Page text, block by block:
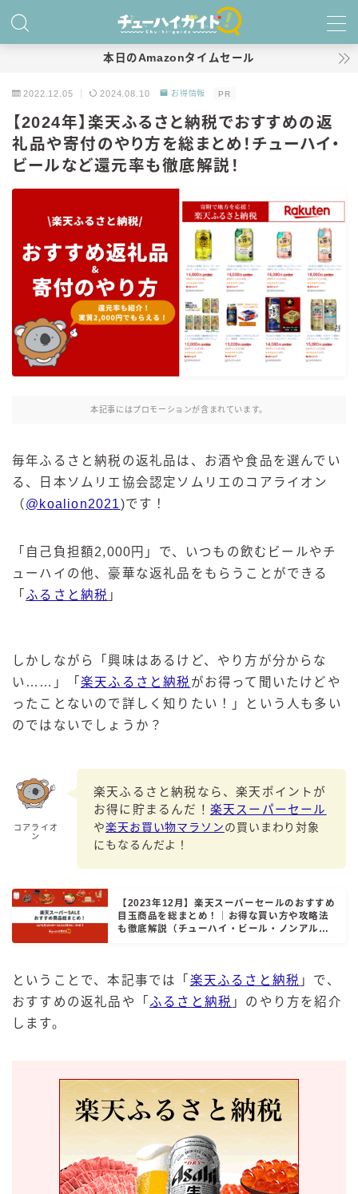
特集！
商品レビュー
キリン
氷結
氷結 無糖
氷結 ストロング
麒麟特製サワー
麒麟 発酵サワー
サントリー
ー196℃ ストロングゼロ
ー196℃ ザ・まるごと
CRAFT－196℃
こだわり酒場
角ハイボール
トリスハイボール
ジムビームハイボール
アサヒ
贅沢搾り
樽ハイ倶楽部
ザ・レモンクラフト
ザ・カクテルクラフト
Slat(すらっと）
月庵
FRUITZER (フルーツァー）
サッポロ
99.99（フォーナイン）
レモン・ザ・リッチ
キレートレモンサワー
愛のスコールホワイトサワー
本日のAmazonタイムセール
2022.12.05 2024.08.10 お得情報 PR
【2024年】楽天ふるさと納税でおすすめの返
礼品や寄付のやり方を総まとめ！チューハイ・
ビールなど還元率も徹底解説！
本記事にはプロモーションが含まれています。
毎年ふるさと納税の返礼品は、お酒や食品を選んでい
る、日本ソムリエ協会認定ソムリエのコアライオン
（ @koalion2021)です！
「自己負担額2,000円」で、いつもの飲むビールやチ
ューハイの他、豪華な返礼品をもらうことができる
「 ふるさと納税 」
しかしながら「興味はあるけど、やり方が分からな
い……」「 楽天ふるさと納税 がお得って聞いたけどや
ったことないので詳しく知りたい！」という人も多い
のではないでしょうか？
コアライオ
ン
楽天ふるさと納税なら、楽天ポイントが
お得に貯まるんだ！ 楽天スーパーセール
や楽天お買い物マラソンの買いまわり対象
にもなるんだよ！
【2023年12月】楽天スーパーセールのおすすめ
目玉商品を総まとめ！｜お得な買い方や攻略法
も徹底解説（チューハイ・ビール・ノンアルコ
ということで、本記事では「 楽天ふるさと納税 」で、
おすすめの返礼品や「 ふるさと納税 」のやり方を紹介
します。